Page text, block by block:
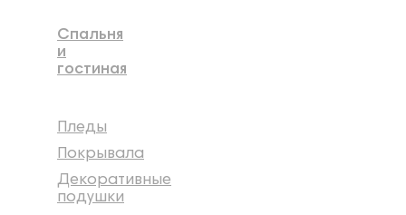
Спальня
и
гостиная
Пледы
Покрывала
Декоративные
подушки